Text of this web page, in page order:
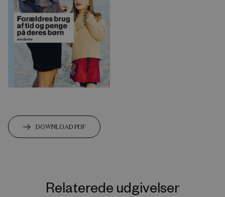
DOWNLOAD PDF
Relaterede udgivelser